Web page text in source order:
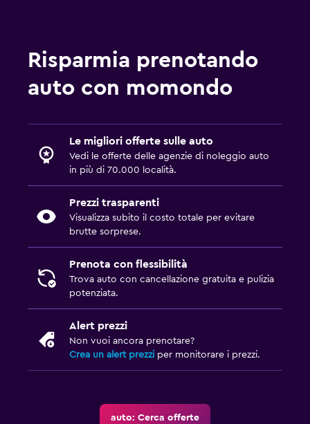
Risparmia prenotando
auto con momondo
Le migliori offerte sulle auto
Vedi le offerte delle agenzie di noleggio auto
in più di 70.000 località.
Prezzi trasparenti
Visualizza subito il costo totale per evitare
brutte sorprese.
Prenota con flessibilità
Trova auto con cancellazione gratuita e pulizia
potenziata.
Alert prezzi
Non vuoi ancora prenotare?
Crea un alert prezzi per monitorare i prezzi.
auto: Cerca offerte